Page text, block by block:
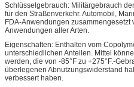
Schlüsselgebrauch: Militärgebrauch
für den Straßenverkehr. Automobil,
FDA-Anwendungen zusammengesetzt
Anwendungen aller Arten.
Eigenschaften: Enthalten vom
unterschiedlichen Anteilen. Mittel
werden, die von -85°F zu +275°F.-
überlegenen Abnutzungswiderstand
verbessert haben.